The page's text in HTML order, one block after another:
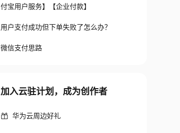
付宝用户服务】【企业付款】
用户支付成功但下单失败了怎么办？
微信支付思路
加入云驻计划，成为创作者
华为云周边好礼